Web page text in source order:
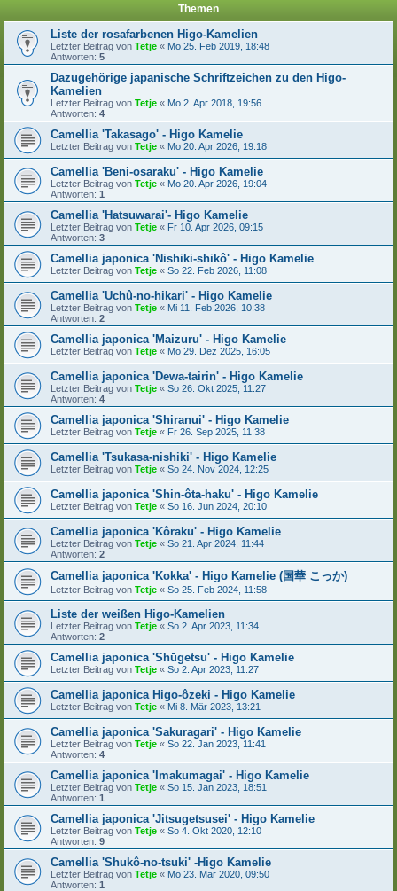
Themen
Liste der rosafarbenen Higo-Kamelien
Letzter Beitrag von Tetje « Mo 25. Feb 2019, 18:48
Antworten: 5
Dazugehörige japanische Schriftzeichen zu den Higo-
Kamelien
Letzter Beitrag von Tetje « Mo 2. Apr 2018, 19:56
Antworten: 4
Camellia 'Takasago' - Higo Kamelie
Letzter Beitrag von Tetje « Mo 20. Apr 2026, 19:18
Camellia 'Beni-osaraku' - Higo Kamelie
Letzter Beitrag von Tetje « Mo 20. Apr 2026, 19:04
Antworten: 1
Camellia 'Hatsuwarai'- Higo Kamelie
Letzter Beitrag von Tetje « Fr 10. Apr 2026, 09:15
Antworten: 3
Camellia japonica 'Nishiki-shikô' - Higo Kamelie
Letzter Beitrag von Tetje « So 22. Feb 2026, 11:08
Camellia 'Uchû-no-hikari' - Higo Kamelie
Letzter Beitrag von Tetje « Mi 11. Feb 2026, 10:38
Antworten: 2
Camellia japonica 'Maizuru' - Higo Kamelie
Letzter Beitrag von Tetje « Mo 29. Dez 2025, 16:05
Camellia japonica 'Dewa-tairin' - Higo Kamelie
Letzter Beitrag von Tetje « So 26. Okt 2025, 11:27
Antworten: 4
Camellia japonica 'Shiranui' - Higo Kamelie
Letzter Beitrag von Tetje « Fr 26. Sep 2025, 11:38
Camellia 'Tsukasa-nishiki' - Higo Kamelie
Letzter Beitrag von Tetje « So 24. Nov 2024, 12:25
Camellia japonica 'Shin-ôta-haku' - Higo Kamelie
Letzter Beitrag von Tetje « So 16. Jun 2024, 20:10
Camellia japonica 'Kôraku' - Higo Kamelie
Letzter Beitrag von Tetje « So 21. Apr 2024, 11:44
Antworten: 2
Camellia japonica 'Kokka' - Higo Kamelie (国華 こっか)
Letzter Beitrag von Tetje « So 25. Feb 2024, 11:58
Liste der weißen Higo-Kamelien
Letzter Beitrag von Tetje « So 2. Apr 2023, 11:34
Antworten: 2
Camellia japonica 'Shūgetsu' - Higo Kamelie
Letzter Beitrag von Tetje « So 2. Apr 2023, 11:27
Camellia japonica Higo-ôzeki - Higo Kamelie
Letzter Beitrag von Tetje « Mi 8. Mär 2023, 13:21
Camellia japonica 'Sakuragari' - Higo Kamelie
Letzter Beitrag von Tetje « So 22. Jan 2023, 11:41
Antworten: 4
Camellia japonica 'Imakumagai' - Higo Kamelie
Letzter Beitrag von Tetje « So 15. Jan 2023, 18:51
Antworten: 1
Camellia japonica 'Jitsugetsusei' - Higo Kamelie
Letzter Beitrag von Tetje « So 4. Okt 2020, 12:10
Antworten: 9
Camellia 'Shukô-no-tsuki' -Higo Kamelie
Letzter Beitrag von Tetje « Mo 23. Mär 2020, 09:50
Antworten: 1